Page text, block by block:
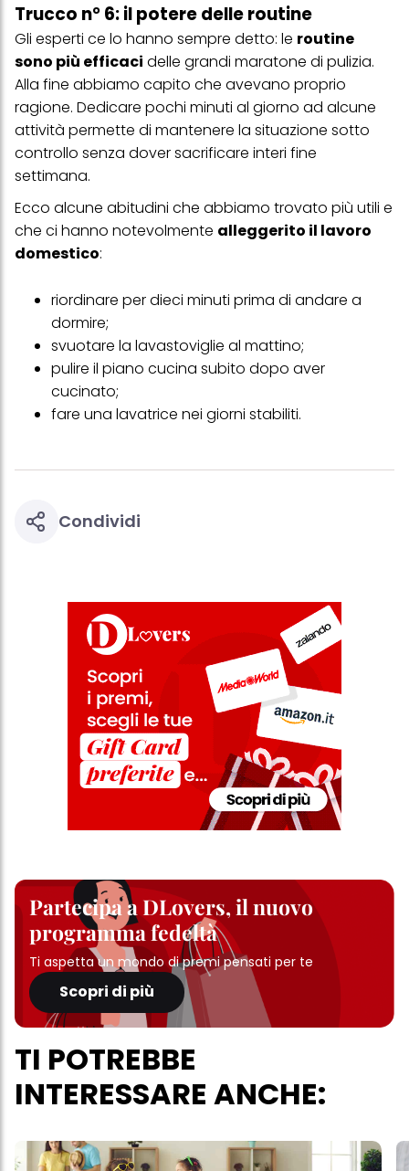
Trucco n° 6: il potere delle routine
Gli esperti ce lo hanno sempre detto: le routine
sono più efficaci delle grandi maratone di pulizia.
Alla fine abbiamo capito che avevano proprio
ragione. Dedicare pochi minuti al giorno ad alcune
attività permette di mantenere la situazione sotto
controllo senza dover sacrificare interi fine
settimana.
Ecco alcune abitudini che abbiamo trovato più utili e
che ci hanno notevolmente alleggerito il lavoro
domestico:
riordinare per dieci minuti prima di andare a
dormire;
svuotare la lavastoviglie al mattino;
pulire il piano cucina subito dopo aver
cucinato;
fare una lavatrice nei giorni stabiliti.
Condividi
Partecipa a DLovers, il nuovo
programma fedeltà
Ti aspetta un mondo di premi pensati per te
Scopri di più
TI POTREBBE
INTERESSARE ANCHE: